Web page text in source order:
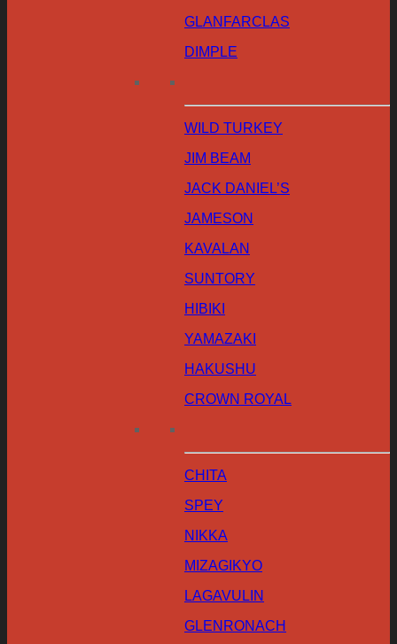
GLANFARCLAS
DIMPLE
WILD TURKEY
JIM BEAM
JACK DANIEL’S
JAMESON
KAVALAN
SUNTORY
HIBIKI
YAMAZAKI
HAKUSHU
CROWN ROYAL
CHITA
SPEY
NIKKA
MIZAGIKYO
LAGAVULIN
GLENRONACH